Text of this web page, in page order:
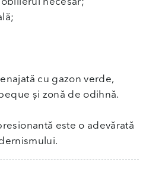
necesar;
cu gazon verde,
și zonă de odihnă.
este o adevărată